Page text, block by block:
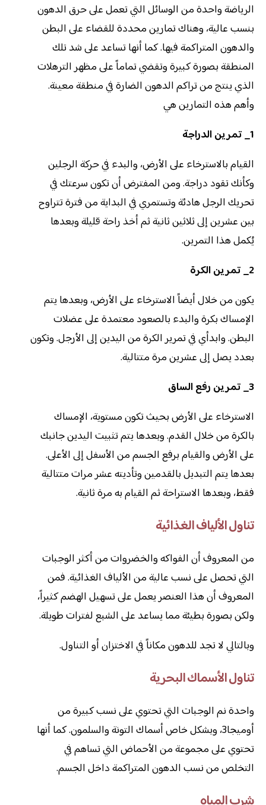
الرياضة واحدة من الوسائل التي تعمل على حرق الدهون
بنسب عالية، وهناك تمارين محددة للقضاء على البطن
والدهون المتراكمة فيها. كما أنها تساعد على شد تلك
المنطقة بصورة كبيرة وتقضي تماماً على مظهر الترهلات
الذي ينتج من تراكم الدهون الضارة في منطقة معينة.
وأهم هذه التمارين هي
1_ تمرين الدراجة
القيام بالاسترخاء على الأرض، والبدء في حركة الرجلين
وكأنك تقود دراجة. ومن المفترض أن تكون سرعتك في
تحريك الرجل هادئة وتستمري في البداية من فترة تتراوح
بين عشرين إلى ثلاثين ثانية ثم أخذ راحة قليلة وبعدها
يُكمل هذا التمرين.
2_ تمرين الكرة
يكون من خلال أيضاً الاسترخاء على الأرض، وبعدها يتم
الإمساك بكرة والبدء بالصعود معتمدة على عضلات
البطن. وابدأي في تمرير الكرة من اليدين إلى الأرجل. وتكون
بعدد يصل إلى عشرين مرة متتالية.
3_ تمرين رفع الساق
الاسترخاء على الأرض بحيث تكون مستوية، الإمساك
بالكرة من خلال القدم. وبعدها يتم تثبيت اليدين جانبك
على الأرض والقيام برفع الجسم من الأسفل إلى الأعلى.
بعدها يتم التبديل بالقدمين وتأديته عشر مرات متتالية
فقط، وبعدها الاستراحة ثم القيام به مرة ثانية.
تناول الألياف الغذائية
من المعروف أن الفواكه والخضروات من أكثر الوجبات
التي تحصل على نسب عالية من الألياف الغذائية. فمن
المعروف أن هذا العنصر يعمل على تسهيل الهضم كثيراً،
ولكن بصورة بطيئة مما يساعد على الشبع لفترات طويلة.
وبالتالي لا تجد للدهون مكاناً في الاختزان أو التناول.
تناول الأسماك البحرية
واحدة نم الوجبات التي تحتوي على نسب كبيرة من
أوميجا3، وبشكل خاص أسماك التونة والسلمون. كما أنها
تحتوي على مجموعة من الأحماض التي تساهم في
التخلص من نسب الدهون المتراكمة داخل الجسم.